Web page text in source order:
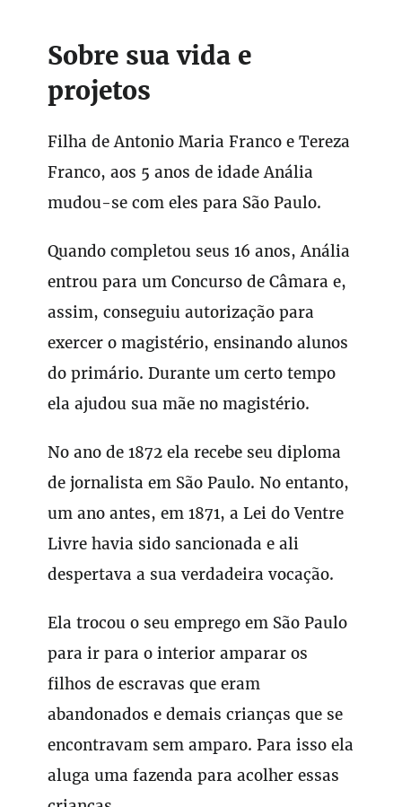
Sobre sua vida e
projetos
Filha de Antonio Maria Franco e Tereza
Franco, aos 5 anos de idade Anália
mudou-se com eles para São Paulo.
Quando completou seus 16 anos, Anália
entrou para um Concurso de Câmara e,
assim, conseguiu autorização para
exercer o magistério, ensinando alunos
do primário. Durante um certo tempo
ela ajudou sua mãe no magistério.
No ano de 1872 ela recebe seu diploma
de jornalista em São Paulo. No entanto,
um ano antes, em 1871, a Lei do Ventre
Livre havia sido sancionada e ali
despertava a sua verdadeira vocação.
Ela trocou o seu emprego em São Paulo
para ir para o interior amparar os
filhos de escravas que eram
abandonados e demais crianças que se
encontravam sem amparo. Para isso ela
aluga uma fazenda para acolher essas